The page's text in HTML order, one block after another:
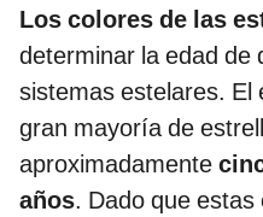
Los colores de las
determinar la edad de
sistemas estelares. El
gran mayoría de
aproximadamente
años. Dado que